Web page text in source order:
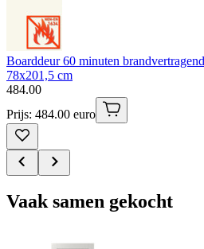
Boarddeur 60 minuten
78x201,5 cm
484.00
Prijs: 484.00 euro
Vaak samen gekocht